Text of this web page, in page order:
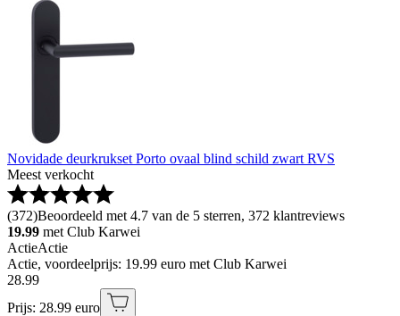
Novidade deurkrukset Porto ovaal blind schild zwart RVS
Meest verkocht
(372)Beoordeeld met 4.7 van de 5 sterren, 372 klantreviews
19.99 met Club Karwei
ActieActie
Actie, voordeelprijs: 19.99 euro met Club Karwei
28.99
Prijs: 28.99 euro